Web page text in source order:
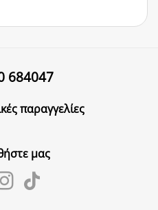
684047
παραγγελίες
μας